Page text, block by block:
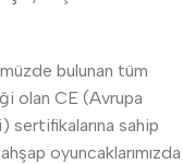
bulunan tüm
olan CE (Avrupa
sertifikalarına sahip
oyuncaklarımızda